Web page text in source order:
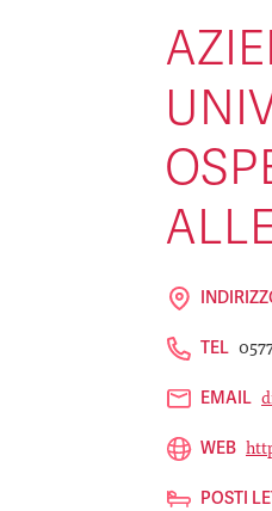
TEL
EMAIL
WEB
POSTI